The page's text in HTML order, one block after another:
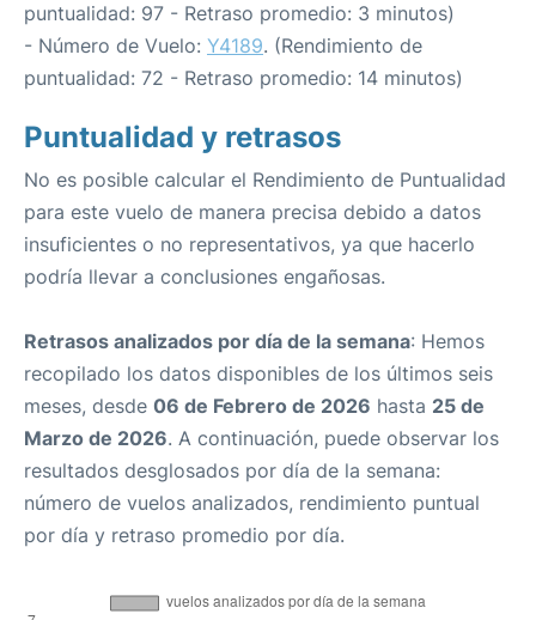
puntualidad: 97 - Retraso promedio: 3 minutos)
- Número de Vuelo: Y4189. (Rendimiento de
puntualidad: 72 - Retraso promedio: 14 minutos)
Puntualidad y retrasos
No es posible calcular el Rendimiento de Puntualidad
para este vuelo de manera precisa debido a datos
insuficientes o no representativos, ya que hacerlo
podría llevar a conclusiones engañosas.
Retrasos analizados por día de la semana: Hemos
recopilado los datos disponibles de los últimos seis
meses, desde 06 de Febrero de 2026 hasta 25 de
Marzo de 2026. A continuación, puede observar los
resultados desglosados por día de la semana:
número de vuelos analizados, rendimiento puntual
por día y retraso promedio por día.